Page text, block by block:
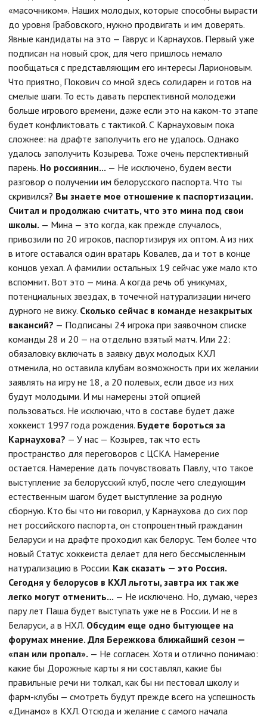
«масочником». Наших молодых, которые способны вырасти
до уровня Грабовского, нужно продвигать и им доверять.
Явные кандидаты на это — Гаврус и Карнаухов. Первый уже
подписан на новый срок, для чего пришлось немало
пообщаться с представляющим его интересы Ларионовым.
Что приятно, Покович со мной здесь солидарен и готов на
смелые шаги. То есть давать перспективной молодежи
больше игрового времени, даже если это на каком-то этапе
будет конфликтовать с тактикой. С Карнауховым пока
сложнее: на драфте заполучить его не удалось. Однако
удалось заполучить Козырева. Тоже очень перспективный
парень. Но россиянин... — Не исключено, будем вести
разговор о получении им белорусского паспорта. Что ты
скривился? Вы знаете мое отношение к паспортизации.
Считал и продолжаю считать, что это мина под свои
школы. — Мина — это когда, как прежде случалось,
привозили по 20 игроков, паспортизируя их оптом. А из них
в итоге оставался один вратарь Ковалев, да и тот в конце
концов уехал. А фамилии остальных 19 сейчас уже мало кто
вспомнит. Вот это — мина. А когда речь об уникумах,
потенциальных звездах, в точечной натурализации ничего
дурного не вижу. Сколько сейчас в команде незакрытых
вакансий? — Подписаны 24 игрока при заявочном списке
команды 28 и 20 — на отдельно взятый матч. Или 22:
обязаловку включать в заявку двух молодых КХЛ
отменила, но оставила клубам возможность при их желании
заявлять на игру не 18, а 20 полевых, если двое из них
будут молодыми. И мы намерены этой опцией
пользоваться. Не исключаю, что в составе будет даже
хоккеист 1997 года рождения. Будете бороться за
Карнаухова? — У нас — Козырев, так что есть
пространство для переговоров с ЦСКА. Намерение
остается. Намерение дать почувствовать Павлу, что такое
выступление за белорусский клуб, после чего следующим
естественным шагом будет выступление за родную
сборную. Кто бы что ни говорил, у Карнаухова до сих пор
нет российского паспорта, он стопроцентный гражданин
Беларуси и на драфте проходил как белорус. Тем более что
новый Статус хоккеиста делает для него бессмысленным
натурализацию в России. Как сказать — это Россия.
Сегодня у белорусов в КХЛ льготы, завтра их так же
легко могут отменить... — Не исключено. Но, думаю, через
пару лет Паша будет выступать уже не в России. И не в
Беларуси, а в НХЛ. Обсудим еще одно бытующее на
форумах мнение. Для Бережкова ближайший сезон —
«пан или пропал». — Не согласен. Хотя и отлично понимаю:
какие бы Дорожные карты я ни составлял, какие бы
правильные речи ни толкал, как бы ни пестовал школу и
фарм-клубы — смотреть будут прежде всего на успешность
«Динамо» в КХЛ. Отсюда и желание с самого начала